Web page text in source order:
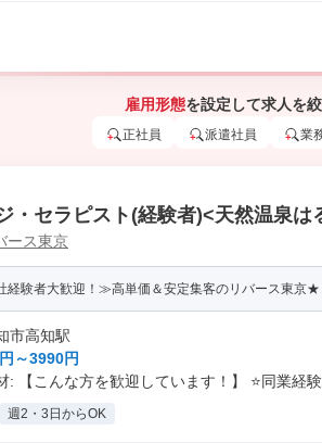
雇用形態を設定して求人を
正社員 派遣社員 業
・セラピスト(経験者)<天然温泉は
ース東京
経験者大歓迎！≫高単価＆安定集客のリバース東京★
市高知駅
～3990円
: 【こんな方を歓迎しています！】 ⭐️同業経験
週2・3日からOK